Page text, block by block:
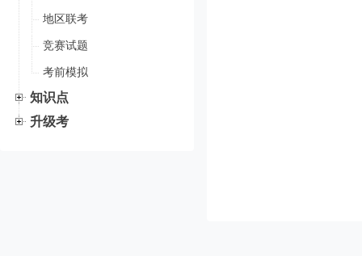
地区联考
竞赛试题
考前模拟
知识点
升级考